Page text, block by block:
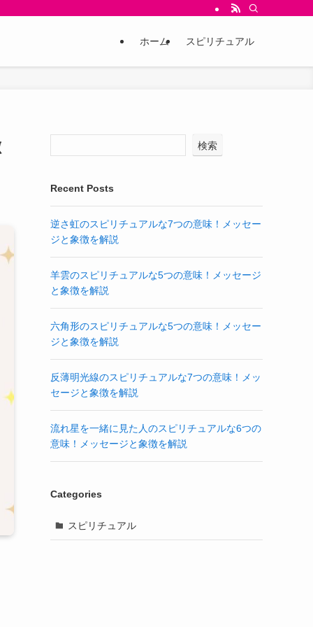
ホーム スピリチュアル
検索
Recent Posts
逆さ虹のスピリチュアルな7つの意味！メッセー
ジと象徴を解説
羊雲のスピリチュアルな5つの意味！メッセージ
と象徴を解説
六角形のスピリチュアルな5つの意味！メッセー
ジと象徴を解説
反薄明光線のスピリチュアルな7つの意味！メッ
セージと象徴を解説
流れ星を一緒に見た人のスピリチュアルな6つの
意味！メッセージと象徴を解説
Categories
スピリチュアル